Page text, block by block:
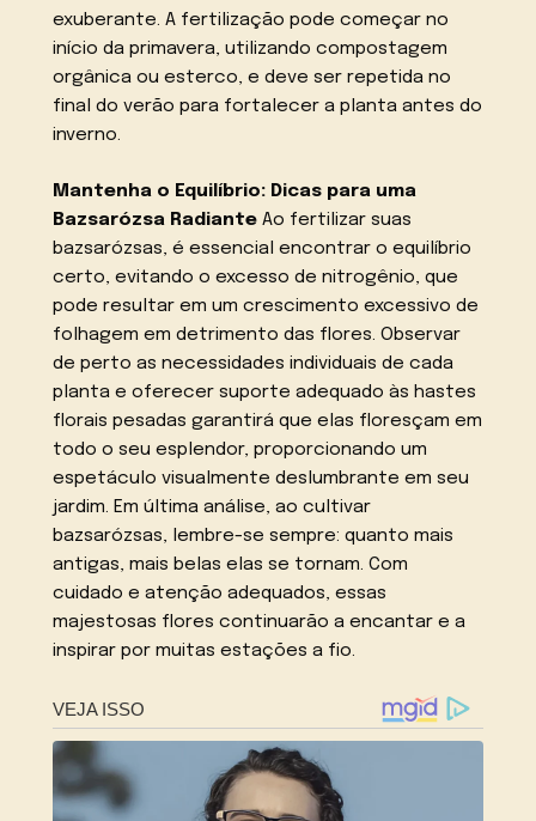
exuberante. A fertilização pode começar no
início da primavera, utilizando compostagem
orgânica ou esterco, e deve ser repetida no
final do verão para fortalecer a planta antes do
inverno.
Mantenha o Equilíbrio: Dicas para uma
Bazsarózsa Radiante Ao fertilizar suas
bazsarózsas, é essencial encontrar o equilíbrio
certo, evitando o excesso de nitrogênio, que
pode resultar em um crescimento excessivo de
folhagem em detrimento das flores. Observar
de perto as necessidades individuais de cada
planta e oferecer suporte adequado às hastes
florais pesadas garantirá que elas floresçam em
todo o seu esplendor, proporcionando um
espetáculo visualmente deslumbrante em seu
jardim. Em última análise, ao cultivar
bazsarózsas, lembre-se sempre: quanto mais
antigas, mais belas elas se tornam. Com
cuidado e atenção adequados, essas
majestosas flores continuarão a encantar e a
inspirar por muitas estações a fio.